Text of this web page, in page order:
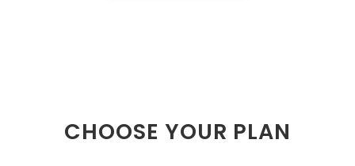
CHOOSE YOUR PLAN